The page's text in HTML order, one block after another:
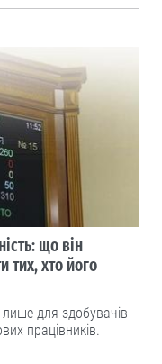
що він
тих, хто його
лише для здобувачів
працівників.